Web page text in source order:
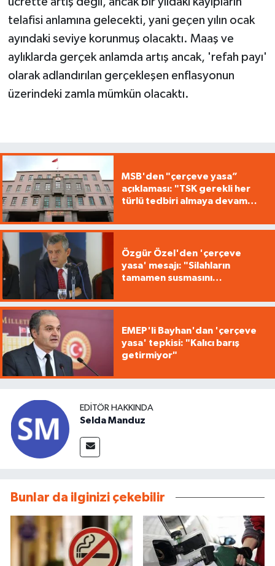
telafisi anlamına gelecekti, yani geçen yılın ocak
ayındaki seviye korunmuş olacaktı. Maaş ve
aylıklarda gerçek anlamda artış ancak, 'refah payı'
olarak adlandırılan gerçekleşen enflasyonun
üzerindeki zamla mümkün olacaktı.
MSB'den "çerçeve yasa”
açıklaması: "TSK gerekli her
türlü tedbiri almaya devam
Özgür Özel'den 'çerçeve
yasa' mesajı: "Silahların
tamamen susmasını
EMEP'li Bayhan'dan 'çerçeve
yasa' tepkisi: "Kalıcı barış
getirmiyor"
EDITÖR HAKKINDA
Selda Manduz
Bunlar da ilginizi çekebilir